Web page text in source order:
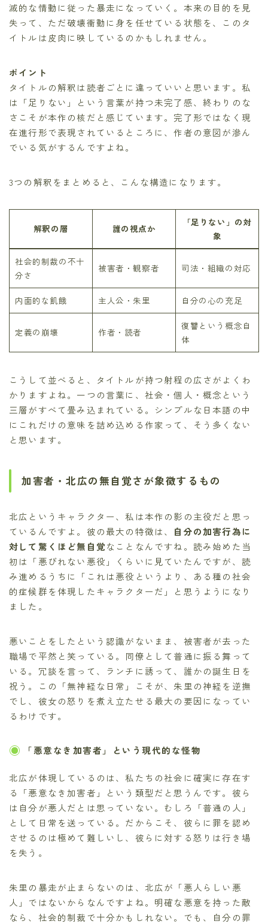
滅的な情動に従った暴走になっていく。本来の目的を見
失って、ただ破壊衝動に身を任せている状態を、このタ
イトルは皮肉に映しているのかもしれません。
ポイント
タイトルの解釈は読者ごとに違っていいと思います。私
は「足りない」という言葉が持つ未完了感、終わりのな
さこそが本作の核だと感じています。完了形ではなく現
在進行形で表現されているところに、作者の意図が滲ん
でいる気がするんですよね。
3つの解釈をまとめると、こんな構造になります。
解釈の層 誰の視点か
「足りない」の対
象
社会的制裁の不十
分さ
被害者・観察者 司法・組織の対応
内面的な飢餓 主人公・朱里 自分の心の充足
定義の崩壊 作者・読者
復讐という概念自
体
こうして並べると、タイトルが持つ射程の広さがよくわ
かりますよね。一つの言葉に、社会・個人・概念という
三層がすべて畳み込まれている。シンプルな日本語の中
にこれだけの意味を詰め込める作家って、そう多くない
と思います。
加害者・北広の無自覚さが象徴するもの
北広というキャラクター、私は本作の影の主役だと思っ
ているんですよ。彼の最大の特徴は、 自分の加害行為に
対して驚くほど無自覚なことなんですね。読み始めた当
初は「悪びれない悪役」くらいに見ていたんですが、読
み進めるうちに「これは悪役というより、ある種の社会
的症候群を体現したキャラクターだ」と思うようになり
ました。
悪いことをしたという認識がないまま、被害者が去った
職場で平然と笑っている。同僚として普通に振る舞って
いる。冗談を言って、ランチに誘って、誰かの誕生日を
祝う。この「無神経な日常」こそが、朱里の神経を逆撫
でし、彼女の怒りを煮え立たせる最大の要因になってい
るわけです。
「悪意なき加害者」という現代的な怪物
北広が体現しているのは、私たちの社会に確実に存在す
る「悪意なき加害者」という類型だと思うんです。彼ら
は自分が悪人だとは思っていない。むしろ「普通の人」
として日常を送っている。だからこそ、彼らに罪を認め
させるのは極めて難しいし、彼らに対する怒りは行き場
を失う。
朱里の暴走が止まらないのは、北広が「悪人らしい悪
人」ではないからなんですよね。明確な悪意を持った敵
なら、社会的制裁で十分かもしれない。でも、自分の罪